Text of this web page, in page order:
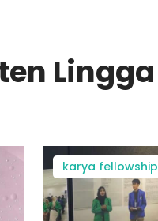
Lingga
karya fellowship